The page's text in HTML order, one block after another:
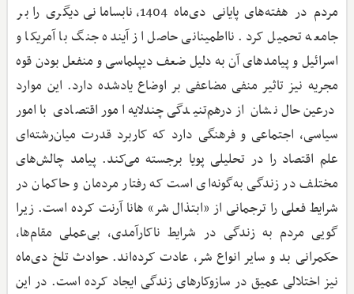
مردم در هفته‌های پایانی دی‌ماه 1404، نابسامانی دیگری را بر
جامعه تحمیل کرد. نااطمینانی حاصل از آینده جنگ با آمریکا و
اسرائیل و پیامدهای آن به دلیل ضعف دیپلماسی و منفعل بودن قوه
مجریه نیز تاثیر منفی مضاعفی بر اوضاع یادشده دارد. این موارد
درعین‌حال نشان از درهم‌تنیدگی چندلایه امور اقتصادی با امور
سیاسی، اجتماعی و فرهنگی دارد که کاربرد قدرت میان‌رشته‌ای
علم اقتصاد را در تحلیلی پویا برجسته می‌کند. پیامد چالش‌های
مختلف در زندگی به‌گونه‌ای است که رفتار مردمان و حاکمان در
شرایط فعلی را ترجمانی از «ابتذال شر» هانا آرنت کرده است. زیرا
گویی مردم به زندگی در شرایط ناکارآمدی، بی‌عملی مقام‌ها،
حکمرانی بد و سایر انواع شر، عادت کرده‌اند. حوادث تلخ دی‌ماه
نیز اختلالی عمیق در سازوکارهای زندگی ایجاد کرده است. در این